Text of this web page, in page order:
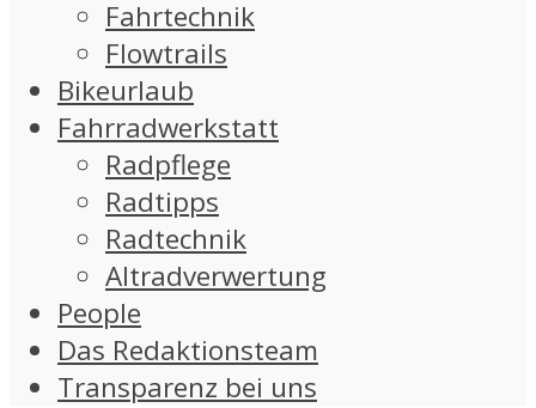
Fahrtechnik
Flowtrails
Bikeurlaub
Fahrradwerkstatt
Radpflege
Radtipps
Radtechnik
Altradverwertung
People
Das Redaktionsteam
Transparenz bei uns